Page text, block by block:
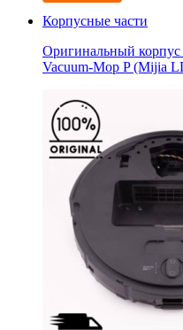
Корпусные части
Оригинальный корпус
Vacuum-Mop P (Mijia